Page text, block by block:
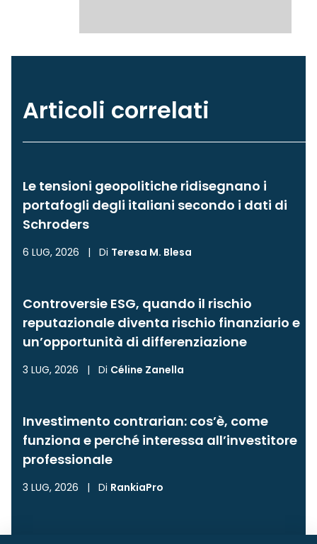
Articoli correlati
Le tensioni geopolitiche ridisegnano i
portafogli degli italiani secondo i dati di
Schroders
6 LUG, 2026 | Di Teresa M. Blesa
Controversie ESG, quando il rischio
reputazionale diventa rischio finanziario e
un’opportunità di differenziazione
3 LUG, 2026 | Di Céline Zanella
Investimento contrarian: cos’è, come
funziona e perché interessa all’investitore
professionale
3 LUG, 2026 | Di RankiaPro